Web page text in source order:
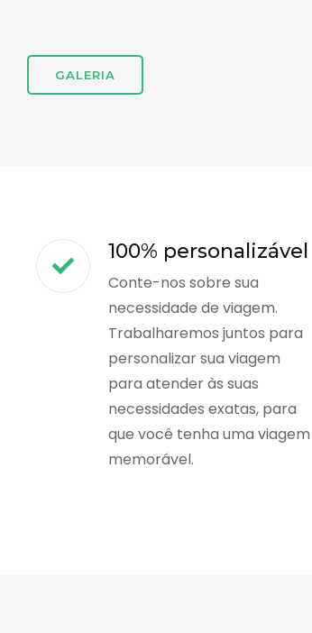
GALERIA
100% personalizável
Conte-nos sobre sua
necessidade de viagem.
Trabalharemos juntos para
personalizar sua viagem
para atender às suas
necessidades exatas, para
que você tenha uma viagem
memorável.